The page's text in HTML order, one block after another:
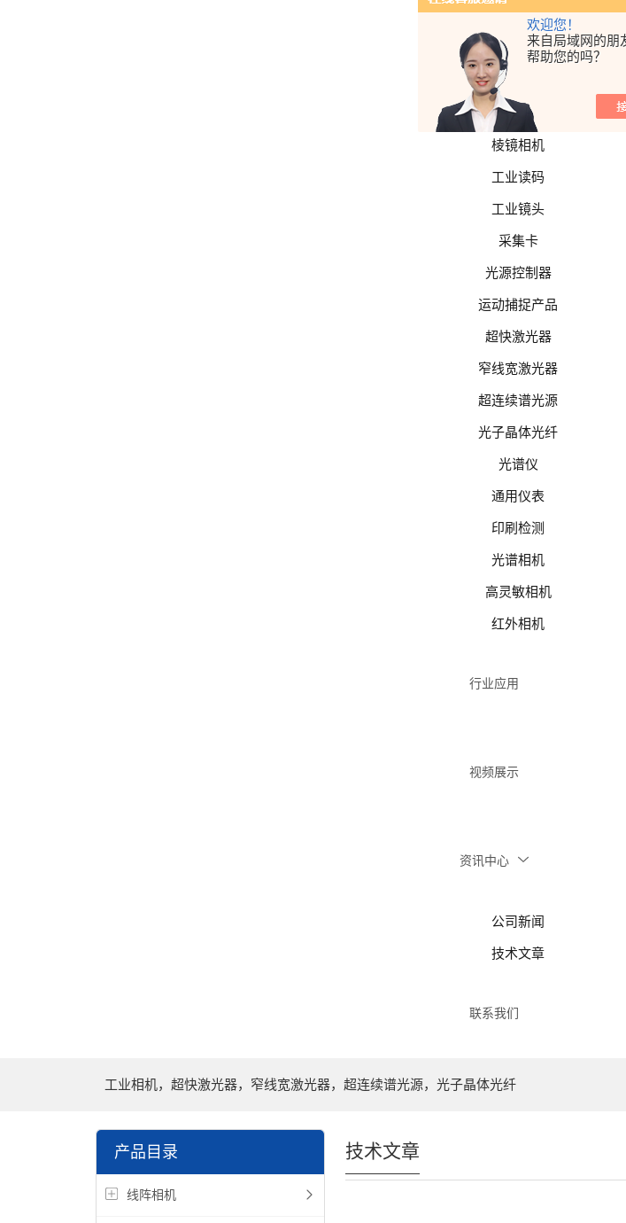
欢迎您！
来自局域网的朋
帮助您的吗？
面阵相机
特殊相机
高分辨率相机
高速相机
棱镜相机
工业读码
工业镜头
采集卡
光源控制器
运动捕捉产品
超快激光器
窄线宽激光器
超连续谱光源
光子晶体光纤
光谱仪
通用仪表
印刷检测
光谱相机
高灵敏相机
红外相机
行业应用
视频展示
资讯中心
公司新闻
技术文章
联系我们
工业相机，超快激光器，窄线宽激光器，超连续谱光源，光子晶体光纤
产品目录
线阵相机
技术文章